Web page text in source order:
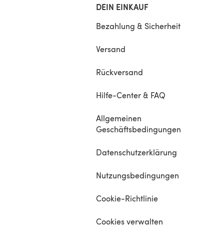
DEIN EINKAUF
Bezahlung & Sicherheit
Versand
Rückversand
Hilfe-Center & FAQ
Allgemeinen
Geschäftsbedingungen
Datenschutzerklärung
Nutzungsbedingungen
Cookie-Richtlinie
Cookies verwalten